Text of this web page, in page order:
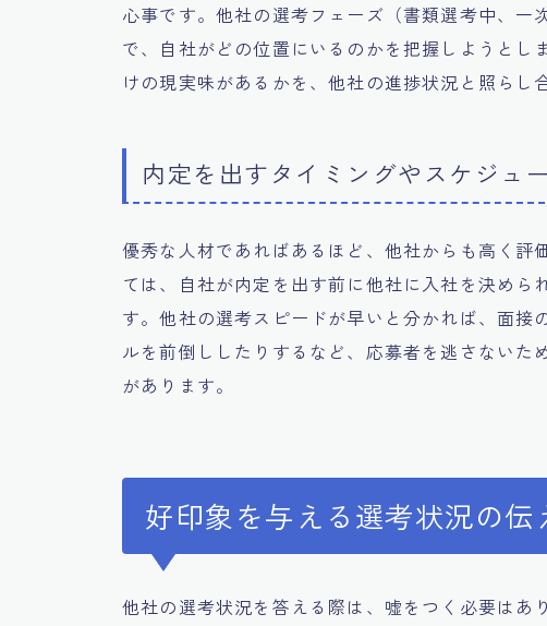
心事です。他社の選考フェーズ（書類選考中、一
で、自社がどの位置にいるのかを把握しようと
けの現実味があるかを、他社の進捗状況と照らし
内定を出すタイミングやスケジュ
優秀な人材であればあるほど、他社からも高く評
ては、自社が内定を出す前に他社に入社を決めら
す。他社の選考スピードが早いと分かれば、面
ルを前倒ししたりするなど、応募者を逃さない
があります。
好印象を与える選考状況の伝
他社の選考状況を答える際は、嘘をつく必要はあ